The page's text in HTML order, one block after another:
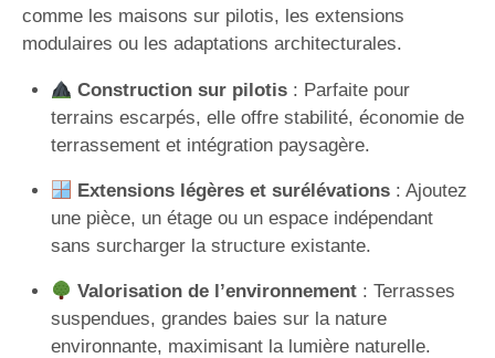
comme les maisons sur pilotis, les extensions
modulaires ou les adaptations architecturales.
Construction sur pilotis: Parfaite pour
terrains escarpés, elle offre stabilité, économie de
terrassement et intégration paysagère.
Extensions légères et surélévations: Ajoutez
une pièce, un étage ou un espace indépendant
sans surcharger la structure existante.
Valorisation de l’environnement: Terrasses
suspendues, grandes baies sur la nature
environnante, maximisant la lumière naturelle.